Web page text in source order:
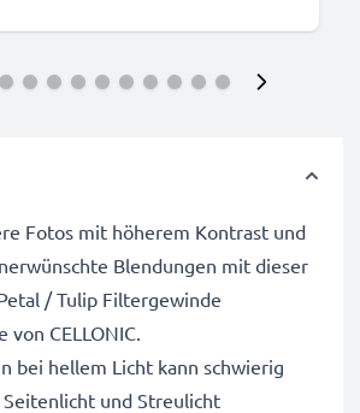
Fotos mit höherem Kontrast und
Blendungen mit dieser
/ Tulip Filtergewinde
von CELLONIC.
bei hellem Licht kann schwierig
und Streulicht